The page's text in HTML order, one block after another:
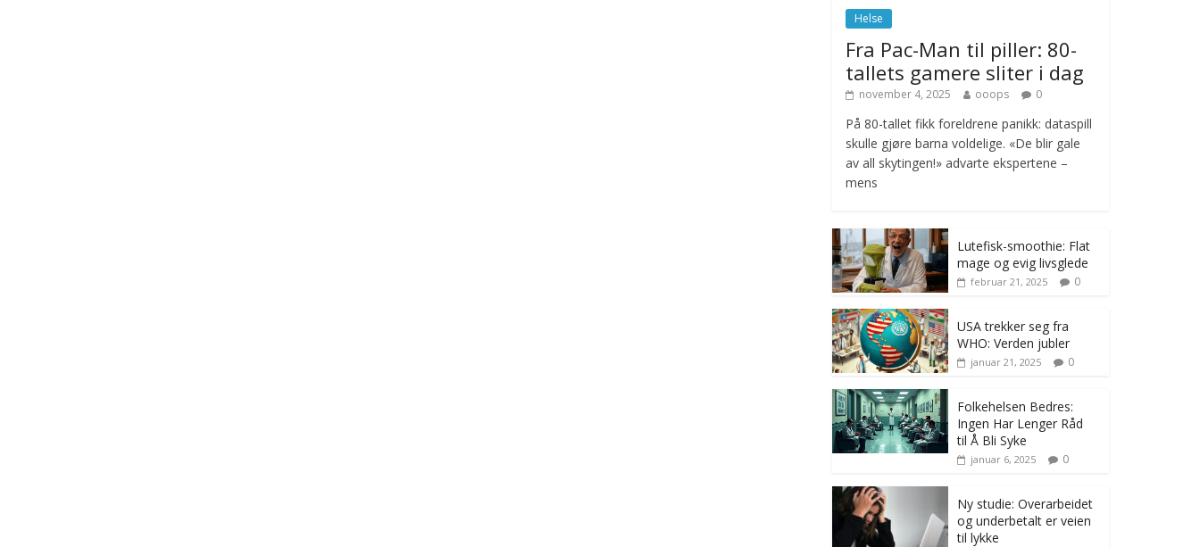
nullvisjon for nedbør
juni 23, 2026
No
Comments
Helse
Fra Pac-Man til piller: 80-
tallets gamere sliter i dag
november 4, 2025 ooops 0
På 80-tallet fikk foreldrene panikk: dataspill
skulle gjøre barna voldelige. «De blir gale
av all skytingen!» advarte ekspertene –
mens
Lutefisk-smoothie: Flat
mage og evig livsglede
februar 21, 2025 0
USA trekker seg fra
WHO: Verden jubler
januar 21, 2025 0
Folkehelsen Bedres:
Ingen Har Lenger Råd
til Å Bli Syke
januar 6, 2025 0
Ny studie: Overarbeidet
og underbetalt er veien
til lykke